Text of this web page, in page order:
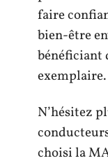
faire
bien-être
bénéficiant
exemplaire.
N’hésitez
choisi la